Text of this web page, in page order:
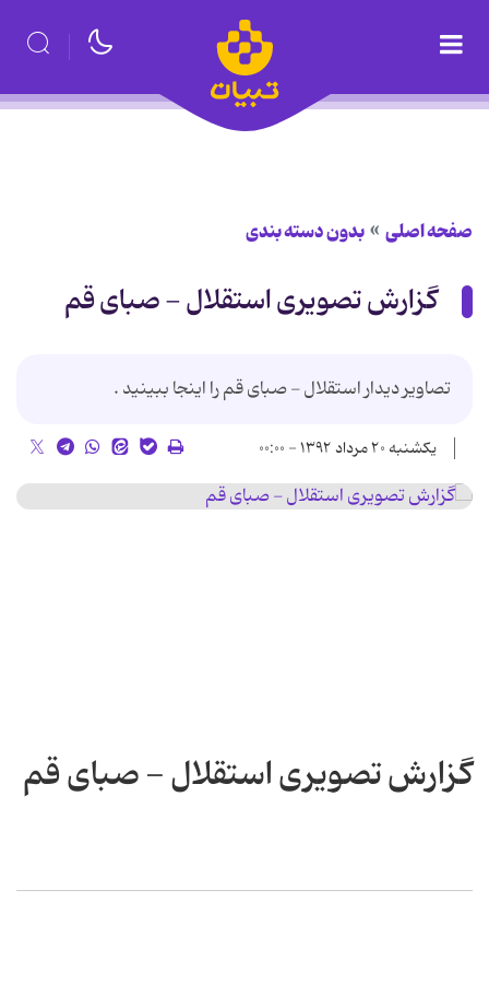
صفحه اصلی بدون دسته بندی
گزارش تصویری استقلال - صبای قم
تصاویر دیدار استقلال - صبای قم را اینجا ببینید .
یکشنبه ۲۰ مرداد ۱۳۹۲ - ۰۰:۰۰
گزارش تصویری استقلال - صبای قم